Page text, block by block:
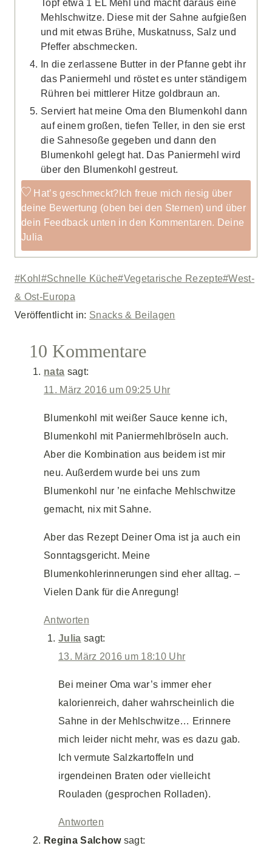
Topf etwa 1 EL Mehl und macht daraus eine
Mehlschwitze. Diese mit der Sahne aufgießen
und mit etwas Brühe, Muskatnuss, Salz und
Pfeffer abschmecken.
In die zerlassene Butter in der Pfanne gebt ihr
das Paniermehl und röstet es unter ständigem
Rühren bei mittlerer Hitze goldbraun an.
Serviert hat meine Oma den Blumenkohl dann
auf einem großen, tiefen Teller, in den sie erst
die Sahnesoße gegeben und dann den
Blumenkohl gelegt hat. Das Paniermehl wird
über den Blumenkohl gestreut.
Hat’s geschmeckt? Ich freue mich riesig über
deine Bewertung (oben bei den Sternen) und über
dein Feedback unten in den Kommentaren. Deine
Julia
Schlagworte:
#Kohl #Schnelle Küche#Vegetarische Rezepte#West-
& Ost-Europa
Veröffentlicht in: Snacks & Beilagen
10 Kommentare
nata sagt:
11. März 2016 um 09:25 Uhr
Blumenkohl mit weißer Sauce kenne ich,
Blumenkohl mit Paniermehlbröseln auch.
Aber die Kombination aus beidem ist mir
neu. Außerdem wurde bei uns zum
Blumenkohl nur ’ne einfache Mehlschwitze
gemacht, nix mit Sahne.
Aber das Rezept Deiner Oma ist ja auch ein
Sonntagsgericht. Meine
Blumenkohlerinnerungen sind eher alltag. –
Vielen Dank für die Anregung!
Antworten
Julia sagt:
13. März 2016 um 18:10 Uhr
Bei meiner Oma war’s immer eher
kalorienreich, daher wahrscheinlich die
Sahne in der Mehlschwitze… Erinnere
mich leider nicht mehr, was es dazu gab.
Ich vermute Salzkartoffeln und
irgendeinen Braten oder vielleicht
Rouladen (gesprochen Rolladen).
Antworten
Regina Salchow sagt: